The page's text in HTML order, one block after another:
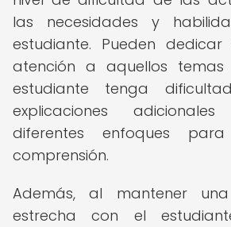
las necesidades y
estudiante. Pueden
atención a aquellos
estudiante tenga
explicaciones
diferentes enfoques
comprensión.
Además, al mantener una
estrecha con el